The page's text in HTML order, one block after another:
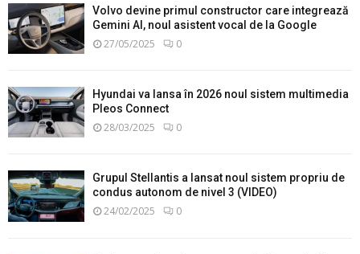
Volvo devine primul constructor care integrează
Gemini AI, noul asistent vocal de la Google
27/05/2025 0
Hyundai va lansa în 2026 noul sistem multimedia
Pleos Connect
28/03/2025 0
Grupul Stellantis a lansat noul sistem propriu de
condus autonom de nivel 3 (VIDEO)
24/02/2025 0